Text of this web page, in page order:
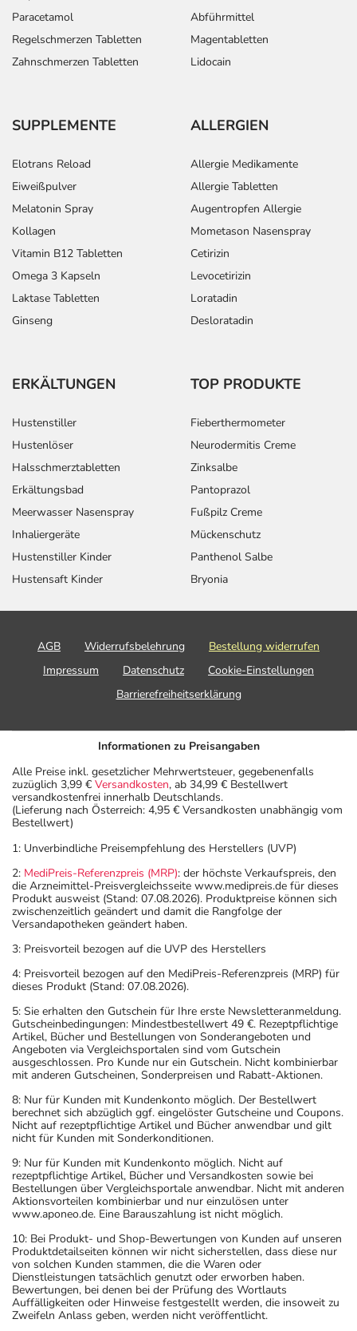
Paracetamol
Regelschmerzen Tabletten
Zahnschmerzen Tabletten
Abführmittel
Magentabletten
Lidocain
SUPPLEMENTE
Elotrans Reload
Eiweißpulver
Melatonin Spray
Kollagen
Vitamin B12 Tabletten
Omega 3 Kapseln
Laktase Tabletten
Ginseng
ALLERGIEN
Allergie Medikamente
Allergie Tabletten
Augentropfen Allergie
Mometason Nasenspray
Cetirizin
Levocetirizin
Loratadin
Desloratadin
ERKÄLTUNGEN
Hustenstiller
Hustenlöser
Halsschmerztabletten
Erkältungsbad
Meerwasser Nasenspray
Inhaliergeräte
Hustenstiller Kinder
Hustensaft Kinder
TOP PRODUKTE
Fieberthermometer
Neurodermitis Creme
Zinksalbe
Pantoprazol
Fußpilz Creme
Mückenschutz
Panthenol Salbe
Bryonia
AGB Widerrufsbelehrung
Bestellung widerrufen
Impressum
Datenschutz
Cookie-Einstellungen
Barrierefreiheitserklärung
Informationen zu Preisangaben
Alle Preise inkl. gesetzlicher Mehrwertsteuer, gegebenenfalls
zuzüglich 3,99 € Versandkosten, ab 34,99 € Bestellwert
versandkostenfrei innerhalb Deutschlands.
(Lieferung nach Österreich: 4,95 € Versandkosten unabhängig vom
Bestellwert)
1: Unverbindliche Preisempfehlung des Herstellers (UVP)
2: MediPreis-Referenzpreis (MRP): der höchste Verkaufspreis, den
die Arzneimittel-Preisvergleichsseite www.medipreis.de für dieses
Produkt ausweist (Stand: 07.08.2026). Produktpreise können sich
zwischenzeitlich geändert und damit die Rangfolge der
Versandapotheken geändert haben.
3: Preisvorteil bezogen auf die UVP des Herstellers
4: Preisvorteil bezogen auf den MediPreis-Referenzpreis (MRP) für
dieses Produkt (Stand: 07.08.2026).
5: Sie erhalten den Gutschein für Ihre erste Newsletteranmeldung.
Gutscheinbedingungen: Mindestbestellwert 49 €. Rezeptpflichtige
Artikel, Bücher und Bestellungen von Sonderangeboten und
Angeboten via Vergleichsportalen sind vom Gutschein
ausgeschlossen. Pro Kunde nur ein Gutschein. Nicht kombinierbar
mit anderen Gutscheinen, Sonderpreisen und Rabatt-Aktionen.
8: Nur für Kunden mit Kundenkonto möglich. Der Bestellwert
berechnet sich abzüglich ggf. eingelöster Gutscheine und Coupons.
Nicht auf rezeptpflichtige Artikel und Bücher anwendbar und gilt
nicht für Kunden mit Sonderkonditionen.
9: Nur für Kunden mit Kundenkonto möglich. Nicht auf
rezeptpflichtige Artikel, Bücher und Versandkosten sowie bei
Bestellungen über Vergleichsportale anwendbar. Nicht mit anderen
Aktionsvorteilen kombinierbar und nur einzulösen unter
www.aponeo.de. Eine Barauszahlung ist nicht möglich.
10: Bei Produkt- und Shop-Bewertungen von Kunden auf unseren
Produktdetailseiten können wir nicht sicherstellen, dass diese nur
von solchen Kunden stammen, die die Waren oder
Dienstleistungen tatsächlich genutzt oder erworben haben.
Bewertungen, bei denen bei der Prüfung des Wortlauts
Auffälligkeiten oder Hinweise festgestellt werden, die insoweit zu
Zweifeln Anlass geben, werden nicht veröffentlicht.